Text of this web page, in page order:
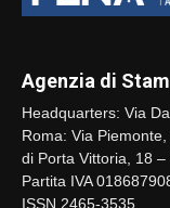
Agenzia di
Headquarters: Via
Roma: Via
di Porta Vittoria, 18 –
Partita IVA
ISSN 2465-3535